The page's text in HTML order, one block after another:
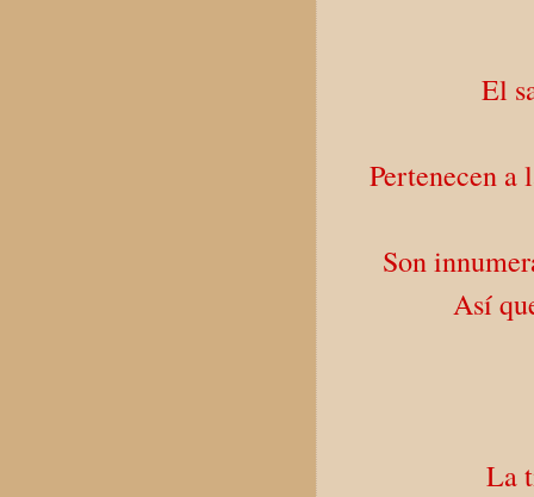
El
Pertenecen
Son
Así
La